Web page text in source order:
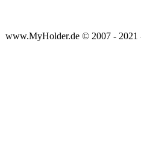
www.MyHolder.de © 2007 - 2021